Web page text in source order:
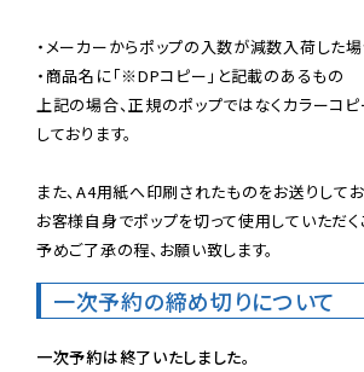
・メーカーからポップの入数が減数入荷した
・商品名に「※DPコピー」と記載のあるもの
上記の場合、正規のポップではなくカラーコ
しております。
また、A4用紙へ印刷されたものをお送りしてお
お客様自身でポップを切って使用していただく
予めご了承の程、お願い致します。
一次予約の締め切りについて
一次予約は終了いたしました。